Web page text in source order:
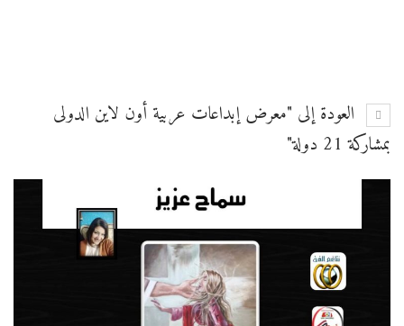
العودة إلى "معرض إبداعات عربية أون لاين الدولى
بمشاركة 21 دولة"